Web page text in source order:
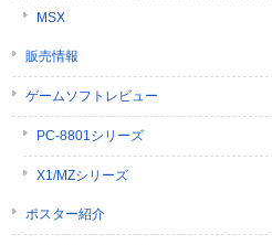
MSX
販売情報
ゲームソフトレビュー
PC-8801シリーズ
X1/MZシリーズ
ポスター紹介